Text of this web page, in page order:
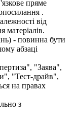
пряме
.
від
матеріалів.
- повинна бути
абзаці
"Заява",
"Тест-драйв",
на правах
з